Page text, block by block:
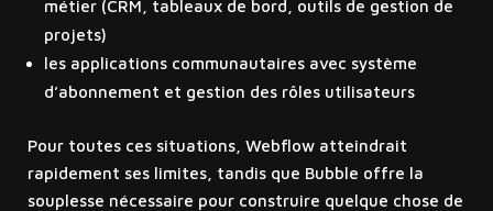
métier (CRM, tableaux de bord, outils de gestion de
projets)
les applications communautaires avec système
d’abonnement et gestion des rôles utilisateurs
Pour toutes ces situations, Webflow atteindrait
rapidement ses limites, tandis que Bubble offre la
souplesse nécessaire pour construire quelque chose de